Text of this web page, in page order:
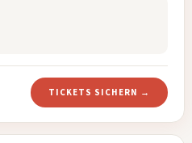
TICKETS SICHERN →